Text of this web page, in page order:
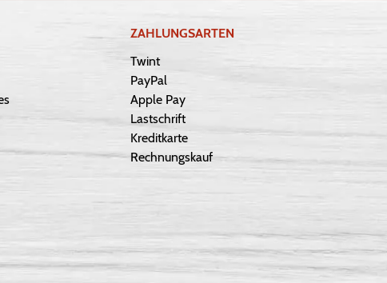
ZAHLUNGSARTEN
Twint
PayPal
Apple Pay
Lastschrift
Kreditkarte
Rechnungskauf